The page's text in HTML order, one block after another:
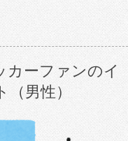
カーファンのイ
（男性）